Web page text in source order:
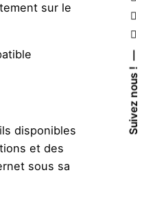
Suivez nous !
sur le
disponibles
et des
sous sa